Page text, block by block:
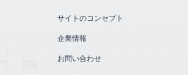
サイトのコンセプト
企業情報
お問い合わせ